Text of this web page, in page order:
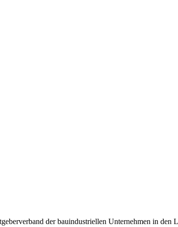
der bauindustriellen Unternehmen in